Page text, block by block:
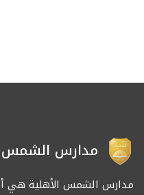
مدارس الشمس
مدارس الشمس الأهلية هي